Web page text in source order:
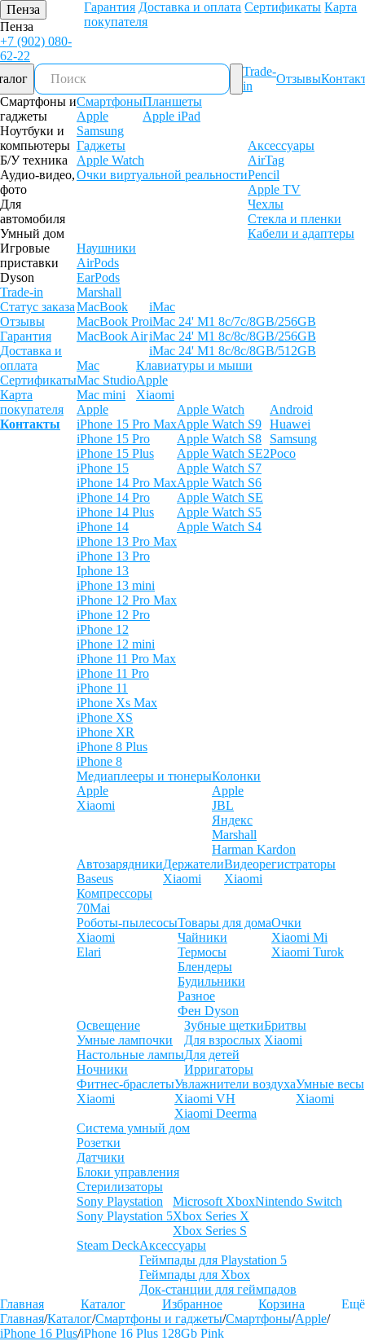
Пенза
Пенза
+7 (902) 080-
62-22
Гарантия Доставка и оплата Сертификаты Карта
покупателя
Trade-
in
Отзывы
Смартфоны и
гаджеты
Ноутбуки и
компьютеры
Б/У техника
Аудио-видео,
фото
Для
автомобиля
Умный дом
Игровые
приставки
Dyson
Trade-in
Статус заказа
Отзывы
Гарантия
Доставка и
оплата
Сертификаты
Карта
покупателя
Контакты
Смартфоны
Apple
Samsung
Планшеты
Apple iPad
Гаджеты
Apple Watch
Очки виртуальной реальности
Аксессуары
AirTag
Pencil
Apple TV
Чехлы
Стекла и пленки
Кабели и адаптеры
Наушники
AirPods
EarPods
Marshall
MacBook
MacBook Pro
MacBook Air
iMac
iMac 24' M1 8c/7c/8GB/256GB
iMac 24' M1 8c/8c/8GB/256GB
iMac 24' M1 8c/8c/8GB/512GB
Mac
Mac Studio
Mac mini
Клавиатуры и мыши
Apple
Xiaomi
Apple
iPhone 15 Pro Max
iPhone 15 Pro
iPhone 15 Plus
iPhone 15
iPhone 14 Pro Max
iPhone 14 Pro
iPhone 14 Plus
iPhone 14
iPhone 13 Pro Max
iPhone 13 Pro
Iphone 13
iPhone 13 mini
iPhone 12 Pro Max
iPhone 12 Pro
iPhone 12
iPhone 12 mini
iPhone 11 Pro Max
iPhone 11 Pro
iPhone 11
iPhone Xs Max
iPhone XS
iPhone XR
iPhone 8 Plus
iPhone 8
Apple Watch
Apple Watch S9
Apple Watch S8
Apple Watch SE2
Apple Watch S7
Apple Watch S6
Apple Watch SE
Apple Watch S5
Apple Watch S4
Android
Huawei
Samsung
Poco
Медиаплееры и тюнеры
Apple
Xiaomi
Колонки
Apple
JBL
Яндекс
Marshall
Harman Kardon
Автозарядники
Baseus
Держатели
Xiaomi
Видеорегистраторы
Xiaomi
Компрессоры
70Mai
Роботы-пылесосы
Xiaomi
Elari
Товары для дома
Чайники
Термосы
Блендеры
Будильники
Разное
Фен Dyson
Очки
Xiaomi Mi
Xiaomi Turok
Освещение
Умные лампочки
Настольные лампы
Ночники
Зубные щетки
Для взрослых
Для детей
Ирригаторы
Бритвы
Xiaomi
Фитнес-браслеты
Xiaomi
Увлажнители воздуха
Xiaomi VH
Xiaomi Deerma
Умные весы
Xiaomi
Система умный дом
Розетки
Датчики
Блоки управления
Стерилизаторы
Sony Playstation
Sony Playstation 5
Microsoft Xbox
Xbox Series X
Xbox Series S
Nintendo Switch
Steam DeckАксессуары
Геймпады для Playstation 5
Геймпады для Xbox
Док-станции для геймпадов
Главная
Каталог Избранное Корзина
Ещё
Главная/Каталог/Смартфоны и гаджеты/Смартфоны/Apple/
iPhone 16 Plus/iPhone 16 Plus 128Gb Pink